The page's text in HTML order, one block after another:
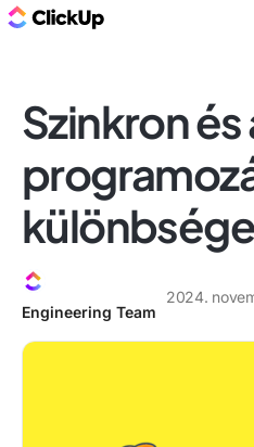
Szinkron
Engineering Team
2024.